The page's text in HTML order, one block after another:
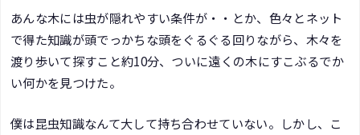
あんな木には虫が隠れやすい条件が・・とか、色々とネット
で得た知識が頭でっかちな頭をぐるぐる回りながら、木々を
渡り歩いて探すこと約10分、ついに遠くの木にすこぶるでか
い何かを見つけた。
僕は昆虫知識なんて大して持ち合わせていない。しかし、こ